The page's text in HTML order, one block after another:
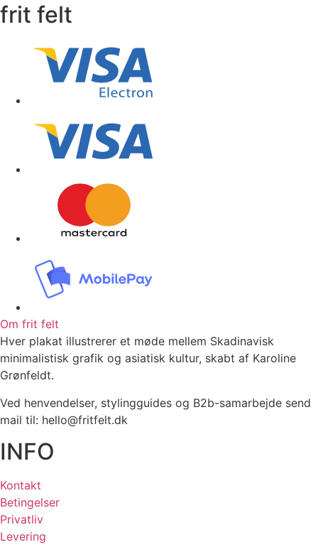
frit felt
Om frit felt
Hver plakat illustrerer et møde mellem Skadinavisk
minimalistisk grafik og asiatisk kultur, skabt af Karoline
Grønfeldt.
Ved henvendelser, stylingguides og B2b-samarbejde send
mail til: hello@fritfelt.dk
INFO
Kontakt
Betingelser
Privatliv
Levering